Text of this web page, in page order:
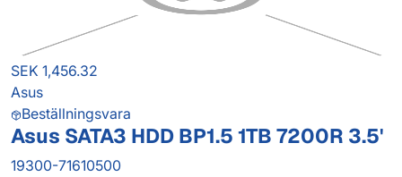
SEK 1,456.32
Asus
Beställningsvara
Asus SATA3 HDD BP1.5 1TB 7200R 3.5'
19300-71610500